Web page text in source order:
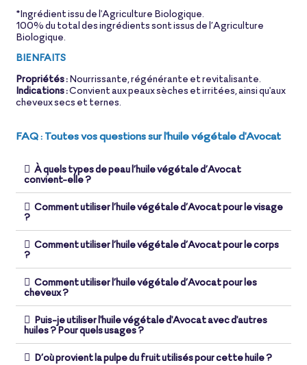
*Ingrédient issu de l'Agriculture Biologique.
100% du total des ingrédients sont issus de l’Agriculture
Biologique.
BIENFAITS
Propriétés :Nourrissante, régénérante et revitalisante.
Indications :Convient aux peaux sèches et irritées, ainsi qu'aux
cheveux secs et ternes.
FAQ : Toutes vos questions sur l'huile végétale d'Avocat
À quels types de peau l’huile végétale d’Avocat
convient-elle ?
Comment utiliser l’huile végétale d’Avocat pour le visage
?
Comment utiliser l’huile végétale d’Avocat pour le corps
?
Comment utiliser l’huile végétale d’Avocat pour les
cheveux ?
Puis-je utiliser l'huile végétale d'Avocat avec d'autres
huiles ? Pour quels usages ?
D’où provient la pulpe du fruit utilisés pour cette huile ?